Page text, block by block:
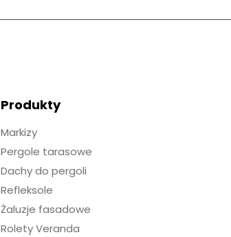
Produkty
Markizy
Pergole tarasowe
Dachy do pergoli
Refleksole
Żaluzje fasadowe
Rolety Veranda